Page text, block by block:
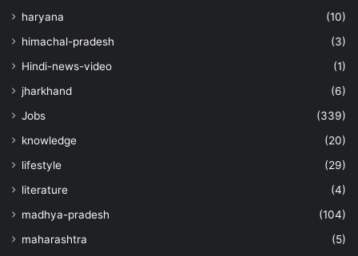
haryana
(10)
himachal-pradesh
(3)
Hindi-news-video
(1)
jharkhand
(6)
Jobs
(339)
knowledge
(20)
lifestyle
(29)
literature
(4)
madhya-pradesh
(104)
maharashtra
(5)